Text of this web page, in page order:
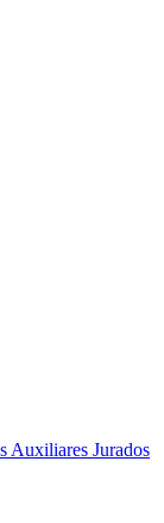
Auxiliares Jurados